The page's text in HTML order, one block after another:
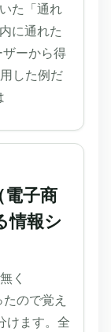
た「通れ
に通れた
ーから得
した例だ
子商
情報シ
く
ので覚え
けます。全